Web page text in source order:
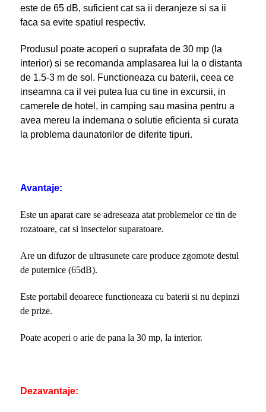
este de 65 dB, suficient cat sa ii deranjeze si sa ii
faca sa evite spatiul respectiv.
Produsul poate acoperi o suprafata de 30 mp (la
interior) si se recomanda amplasarea lui la o distanta
de 1.5-3 m de sol. Functioneaza cu baterii, ceea ce
inseamna ca il vei putea lua cu tine in excursii, in
camerele de hotel, in camping sau masina pentru a
avea mereu la indemana o solutie eficienta si curata
la problema daunatorilor de diferite tipuri.
Avantaje:
Este un aparat care se adreseaza atat problemelor ce tin de
rozatoare, cat si insectelor suparatoare.
Are un difuzor de ultrasunete care produce zgomote destul
de puternice (65dB).
Este portabil deoarece functioneaza cu baterii si nu depinzi
de prize.
Poate acoperi o arie de pana la 30 mp, la interior.
Dezavantaje: